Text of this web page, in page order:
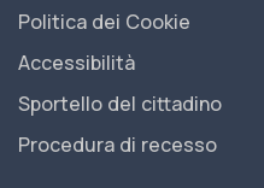
Politica dei Cookie
Accessibilità
Sportello del cittadino
Procedura di recesso